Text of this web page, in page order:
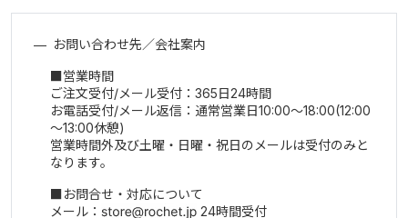
お問い合わせ先／会社案内
営業時間
ご注文受付/メール受付：365日24時間
お電話受付/メール返信：通常営業日10:00～18:00(12:00
～13:00休憩)
営業時間外及び土曜・日曜・祝日のメールは受付のみと
なります。
お問合せ・対応について
メール：
24時間受付